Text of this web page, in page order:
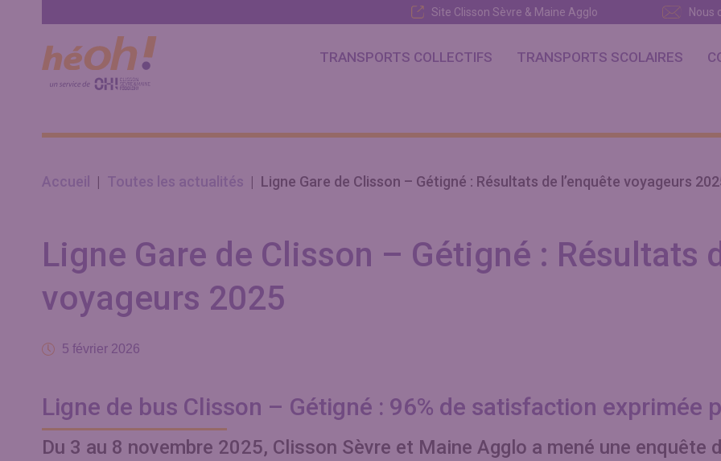
Site Clisson Sèvre & Maine Agglo Nous
https://www.clissonsevremaine.
fr/
TRANSPORTS COLLECTIFS TRANSPORTS SCOLAIRES
Accueil | Toutes les actualités | Ligne Gare de Clisson – Gétigné : Résultats de l’enquête voyageurs
Ligne Gare de Clisson – Gétigné : Résultats
voyageurs 2025
5 février 2026
Ligne de bus Clisson – Gétigné : 96% de satisfaction exprimée
Du 3 au 8 novembre 2025, Clisson Sèvre et Maine Agglo a mené une